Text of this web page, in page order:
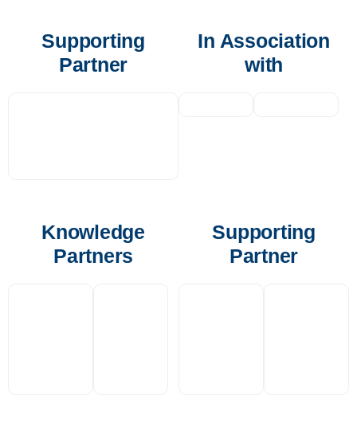
Supporting
Partner
In Association
with
Knowledge
Partners
Supporting
Partner